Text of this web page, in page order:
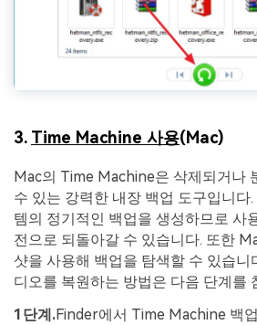
3. Time Machine 사용(Mac)
Mac의 Time Machine은 삭제되거나
수 있는 강력한 내장 백업 도구입니다.
템의 정기적인 백업을 생성하므로 사
전으로 되돌아갈 수 있습니다. 또한
샷을 사용해 백업을 탐색할 수 있습니
디오를 복원하는 방법은 다음 단계를
1단계.Finder에서 Time Machine 백